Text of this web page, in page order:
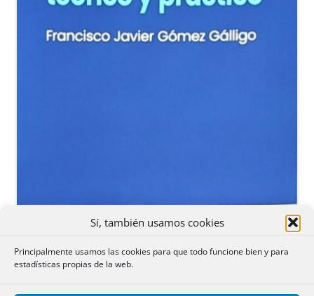
Sí, también usamos cookies
Principalmente usamos las cookies para que todo funcione bien y para
estadísticas propias de la web.